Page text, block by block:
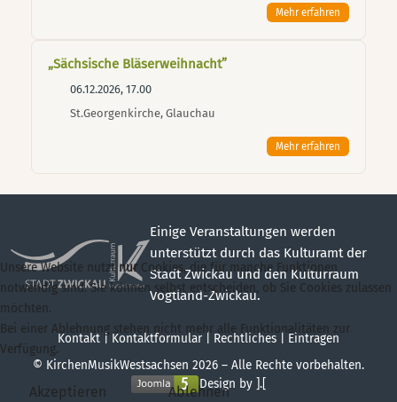
Mehr erfahren
„Sächsische Bläserweihnacht”
06.12.2026, 17.00
St.Georgenkirche, Glauchau
Mehr erfahren
Einige Veranstaltungen werden
unterstützt durch das Kulturamt der
Stadt Zwickau und den Kulturraum
Vogtland-Zwickau.
Kontakt |Kontaktformular Rechtliches
Eintragen
© KirchenMusikWestsachsen 2026 – Alle Rechte vorbehalten.
Design by ].[
Unsere Website nutztnur Cookies, die für manche Funktionen
notwendig sind. Sie können selbst entscheiden, ob Sie Cookies zulassen
möchten.
Bei einer Ablehnung stehen nicht mehr alle Funktionalitäten zur
Verfügung.
Akzeptieren Ablehnen